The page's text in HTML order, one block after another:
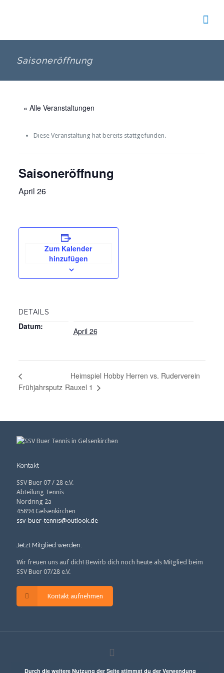
Saisoneröffnung
« Alle Veranstaltungen
Diese Veranstaltung hat bereits stattgefunden.
Saisoneröffnung
April 26
Zum Kalender
hinzufügen
DETAILS
Datum: April 26
Frühjahrsputz
Heimspiel Hobby Herren vs. Ruderverein
Rauxel 1
Kontakt
SSV Buer 07 / 28 e.V.
Abteilung Tennis
Nordring 2a
45894 Gelsenkirchen
ssv-buer-tennis@outlook.de
Jetzt Mitglied werden.
Wir freuen uns auf dich! Bewirb dich noch heute als Mitglied beim
SSV Buer 07/28 e.V.
Kontakt aufnehmen
Durch die weitere Nutzung der Seite stimmst du der Verwendung